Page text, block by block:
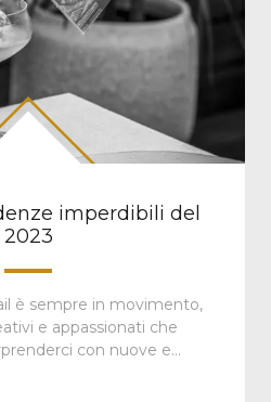
imperdibili del
2023
è sempre in movimento,
e appassionati che
con nuove e…